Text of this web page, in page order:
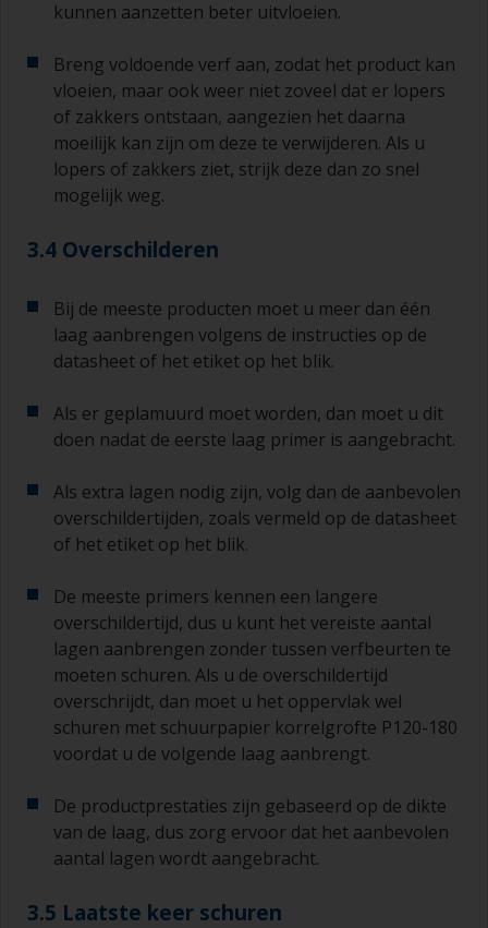
kunnen aanzetten beter uitvloeien.
Breng voldoende verf aan, zodat het product kan
vloeien, maar ook weer niet zoveel dat er lopers
of zakkers ontstaan, aangezien het daarna
moeilijk kan zijn om deze te verwijderen. Als u
lopers of zakkers ziet, strijk deze dan zo snel
mogelijk weg.
3.4 Overschilderen
Bij de meeste producten moet u meer dan één
laag aanbrengen volgens de instructies op de
datasheet of het etiket op het blik.
Als er geplamuurd moet worden, dan moet u dit
doen nadat de eerste laag primer is aangebracht.
Als extra lagen nodig zijn, volg dan de aanbevolen
overschildertijden, zoals vermeld op de datasheet
of het etiket op het blik.
De meeste primers kennen een langere
overschildertijd, dus u kunt het vereiste aantal
lagen aanbrengen zonder tussen verfbeurten te
moeten schuren. Als u de overschildertijd
overschrijdt, dan moet u het oppervlak wel
schuren met schuurpapier korrelgrofte P120-180
voordat u de volgende laag aanbrengt.
De productprestaties zijn gebaseerd op de dikte
van de laag, dus zorg ervoor dat het aanbevolen
aantal lagen wordt aangebracht.
3.5 Laatste keer schuren